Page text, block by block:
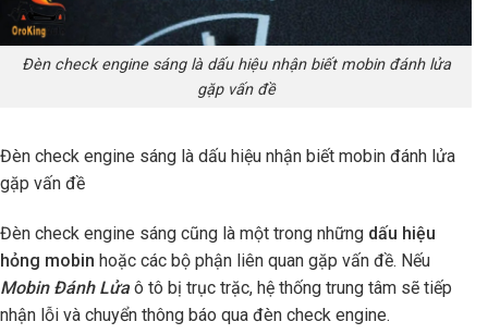
Đèn check engine sáng là dấu hiệu nhận biết mobin đánh lửa
gặp vấn đề
Đèn check engine sáng là dấu hiệu nhận biết mobin đánh lửa
gặp vấn đề
Đèn check engine sáng cũng là một trong những dấu hiệu
hỏng mobin hoặc các bộ phận liên quan gặp vấn đề. Nếu
Mobin Đánh Lửaô tô bị trục trặc, hệ thống trung tâm sẽ tiếp
nhận lỗi và chuyển thông báo qua đèn check engine.